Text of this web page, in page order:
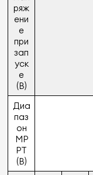
ряж
ени
е
при
зап
уск
е
(В)
Диа
паз
он
MP
PT
(В)